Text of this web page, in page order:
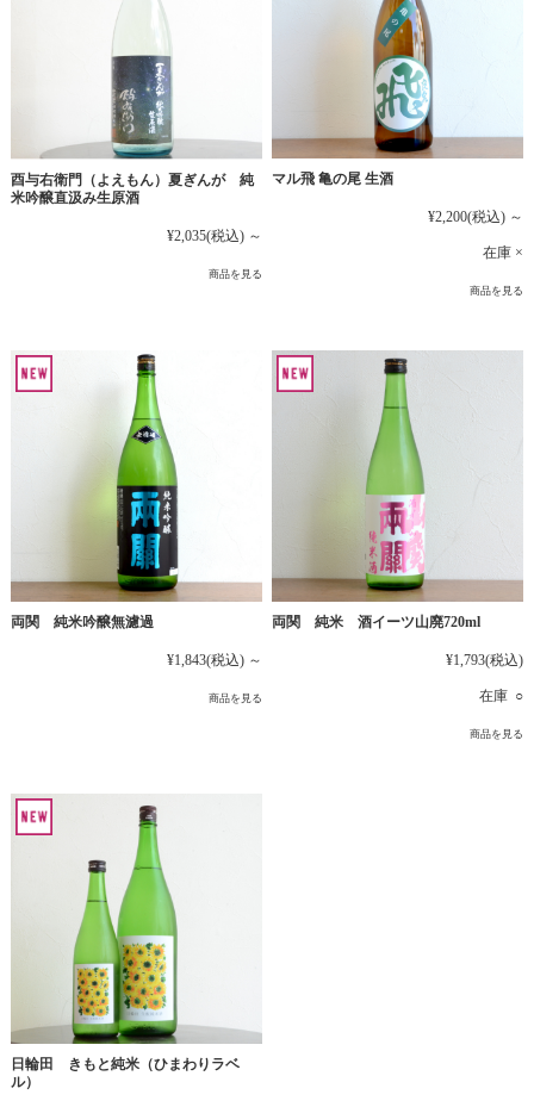
酉与右衛門（よえもん）夏ぎんが 純
米吟醸直汲み生原酒
¥2,035(税込) ～
商品を見る
マル飛 亀の尾 生酒
¥2,200(税込) ～
在庫 ×
商品を見る
両関 純米吟醸無濾過
¥1,843(税込) ～
商品を見る
両関 純米 酒イーツ山廃720ml
¥1,793(税込)
在庫 ○
商品を見る
日輪田 きもと純米（ひまわりラベ
ル）